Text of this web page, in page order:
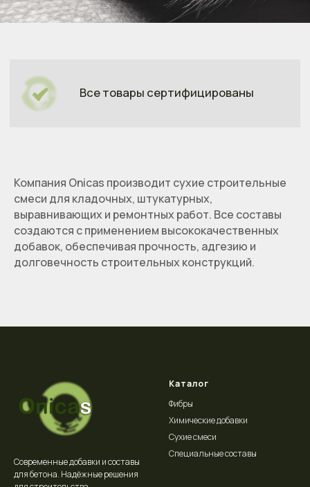
Компания Onicas производит сухие строительные
смеси для кладочных, штукатурных,
выравнивающих и ремонтных работ. Все составы
создаются с применением высококачественных
добавок, обеспечивая прочность, адгезию и
долговечность строительных конструкций.
Современные добавки и составы
для бетона. Надёжные решения
Каталог
Фибры
Химические добавки
Сухие смеси
Специальные составы